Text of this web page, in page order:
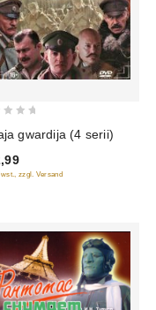
gwardija (4 serii)
zzgl. Versand